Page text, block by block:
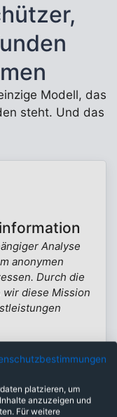
Modell, das
steht. Und das
Analyse
anonymen
Durch die
wir diese Mission
platzieren, um
anzuzeigen und
Für weitere